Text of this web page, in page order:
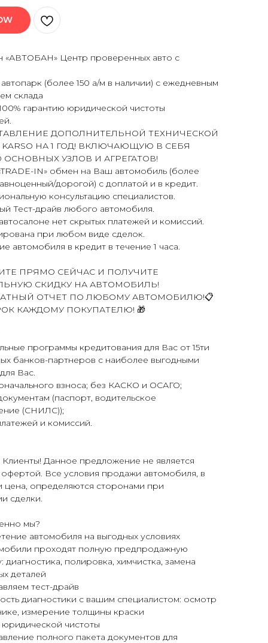
«АВТОБАН» Центр проверенных авто с
(более 150 а/м в наличии) с ежедневным
склада
гарантию юридической чистоты
ДОПОЛНИТЕЛЬНОЙ ТЕХНИЧЕСКОЙ
KARSO НА 1 ГОД! ВКЛЮЧАЮЩУЮ В СЕБЯ
ОСНОВНЫХ УЗЛОВ И АГРЕГАТОВ!
IN» обмен на Ваш автомобиль (более
дорогой) с доплатой и в кредит.
консультацию специалистов.
Тест-драйв любого автомобиля.
нет скрытых платежей и комиссий.
при любом виде сделок.
автомобиля в кредит в течение 1 часа.
ПРЯМО СЕЙЧАС И ПОЛУЧИТЕ
СКИДКУ НА АВТОМОБИЛЬ!
ОТЧЕТ ПО ЛЮБОМУ АВТОМОБИЛЮ!📋
КАЖДОМУ ПОКУПАТЕЛЮ! 🎁
программы кредитования для Вас от 15ти
банков-партнеров с наиболее выгодными
Вас.
взноса; без КАСКО и ОСАГО;
(паспорт, водительское
(СНИЛС));
и комиссий.
Данное предложение не является
Все условия продажи автомобиля, в
цена, определяются сторонами при
сделки.
мы?
автомобиля на выгодных условиях
проходят полную предпродажную
диагностика, полировка, химчистка, замена
деталей
тест-драйв
диагностики с вашим специалистом: осмотр
измерение толщины краски
юридической чистоты
полного пакета документов для